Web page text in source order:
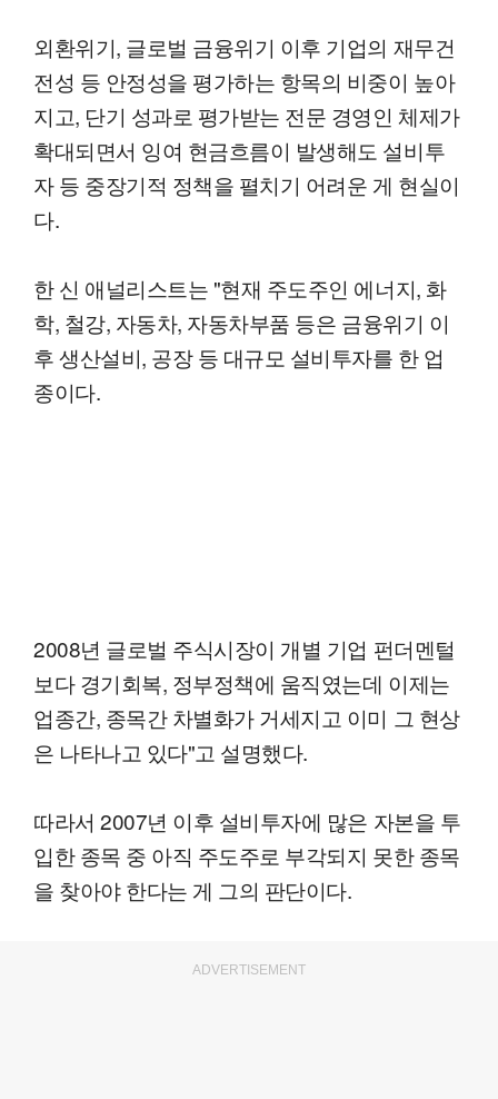
외환위기, 글로벌 금융위기 이후 기업의 재무건
전성 등 안정성을 평가하는 항목의 비중이 높아
지고, 단기 성과로 평가받는 전문 경영인 체제가
확대되면서 잉여 현금흐름이 발생해도 설비투
자 등 중장기적 정책을 펼치기 어려운 게 현실이
다.
한 신 애널리스트는 "현재 주도주인 에너지, 화
학, 철강, 자동차, 자동차부품 등은 금융위기 이
후 생산설비, 공장 등 대규모 설비투자를 한 업
종이다.
2008년 글로벌 주식시장이 개별 기업 펀더멘털
보다 경기회복, 정부정책에 움직였는데 이제는
업종간, 종목간 차별화가 거세지고 이미 그 현상
은 나타나고 있다"고 설명했다.
따라서 2007년 이후 설비투자에 많은 자본을 투
입한 종목 중 아직 주도주로 부각되지 못한 종목
을 찾아야 한다는 게 그의 판단이다.
ADVERTISEMENT